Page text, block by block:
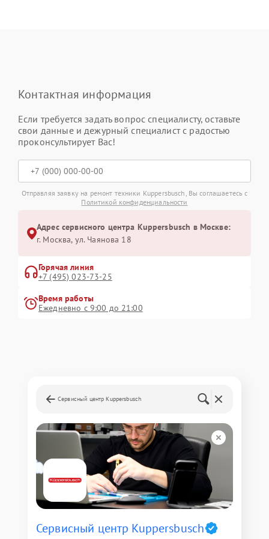
Контактная информация
Если требуется задать вопрос специалисту, оставьте
свои данные и дежурный специалист с радостью
проконсультирует Вас!
Отправляя заявку на ремонт техники Kuppersbusch, Вы соглашаетесь с
Политикой конфиденциальности
Адрес сервисного центра Kuppersbusch в Москве:
г. Москва, ул. Чаянова 18
Горячая линия
+7 (495) 023-73-25
Время работы
Ежедневно с 9:00 до 21:00
Сервисный центр Kuppersbusch
Сервисный центр Kuppersbusch